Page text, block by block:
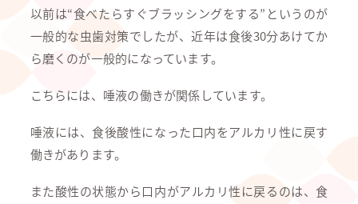
以前は“食べたらすぐブラッシングをする”というのが
一般的な虫歯対策でしたが、近年は食後30分あけてか
ら磨くのが一般的になっています。
こちらには、唾液の働きが関係しています。
唾液には、食後酸性になった口内をアルカリ性に戻す
働きがあります。
また酸性の状態から口内がアルカリ性に戻るのは、食